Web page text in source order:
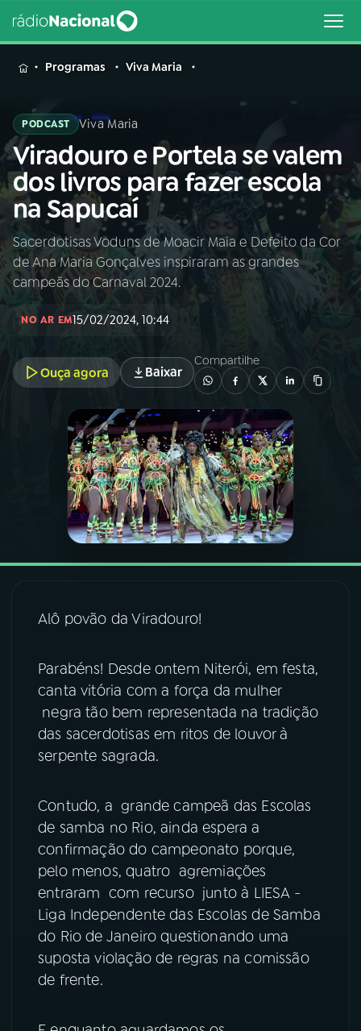
MENU
Buscar
na
Rádio
Nacional
Buscar
AO VIVO
INÍCIO
PROGRAMAS
PODCASTS
VIDEOCASTS
07 ÚLTIMAS
08FESTIVAL DE MÚSICA
ACOMPANHE A RÁDIO NACIONAL
YouTube
TikTok
Programas Viva Maria
PODCAST Viva Maria
Viradouro e Portela se valem
dos livros para fazer escola
na Sapucaí
Sacerdotisas Voduns de Moacir Maia e Defeito da Cor
de Ana Maria Gonçalves inspiraram as grandes
campeãs do Carnaval 2024.
NO AR EM15/02/2024, 10:44
Ouça agora Baixar
Compartilhe
Alô povão da Viradouro!
Parabéns! Desde ontem Niterói, em festa,
canta vitória com a força da mulher
negra tão bem representada na tradição
das sacerdotisas em ritos de louvor à
serpente sagrada.
Contudo, a grande campeã das Escolas
de samba no Rio, ainda espera a
confirmação do campeonato porque,
pelo menos, quatro agremiações
entraram com recurso junto à LIESA -
Liga Independente das Escolas de Samba
do Rio de Janeiro questionando uma
suposta violação de regras na comissão
de frente.